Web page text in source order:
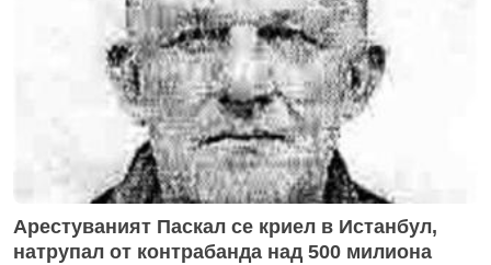
Арестуваният Паскал се криел в Истанбул,
натрупал от контрабанда над 500 милиона